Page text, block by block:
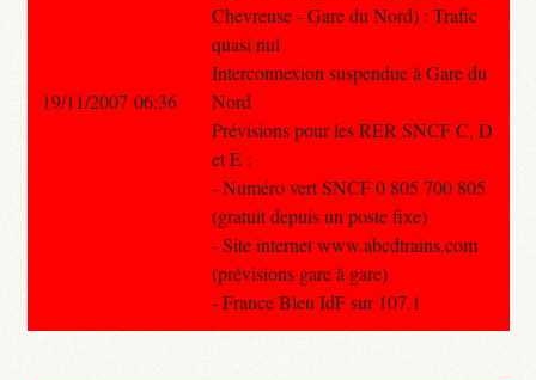
Chevreuse - Gare du Nord) : Trafic
quasi nul
Interconnexion suspendue à Gare du
Nord
Prévisions pour les RER SNCF C, D
et E :
- Numéro vert SNCF 0 805 700 805
(gratuit depuis un poste fixe)
- Site internet www.abcdtrains.com
(prévisions gare à gare)
- France Bleu IdF sur 107.1
19/11/2007 06:36